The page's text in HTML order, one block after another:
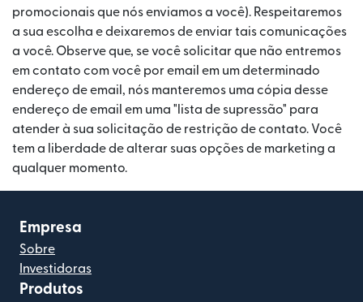
promocionais que nós enviamos a você). Respeitaremos
a sua escolha e deixaremos de enviar tais comunicações
a você. Observe que, se você solicitar que não entremos
em contato com você por email em um determinado
endereço de email, nós manteremos uma cópia desse
endereço de email em uma "lista de supressão" para
atender à sua solicitação de restrição de contato. Você
tem a liberdade de alterar suas opções de marketing a
qualquer momento.
Empresa
Sobre
Investidoras
Produtos